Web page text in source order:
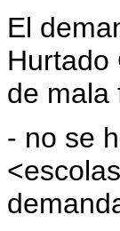
El
Hurtado
de mala
- no se